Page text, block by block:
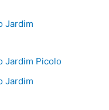
Jardim
Jardim Picolo
Jardim